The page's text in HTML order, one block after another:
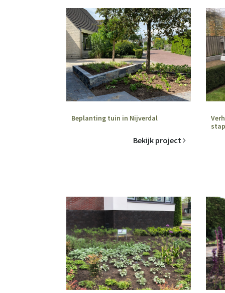
Beplanting tuin in Nijverdal
Bekijk project